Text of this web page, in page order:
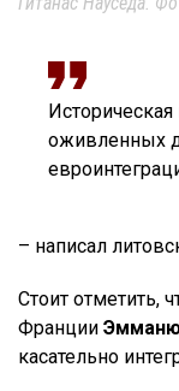
оживленных
– написал
Стоит отметить,
Франции
касательно